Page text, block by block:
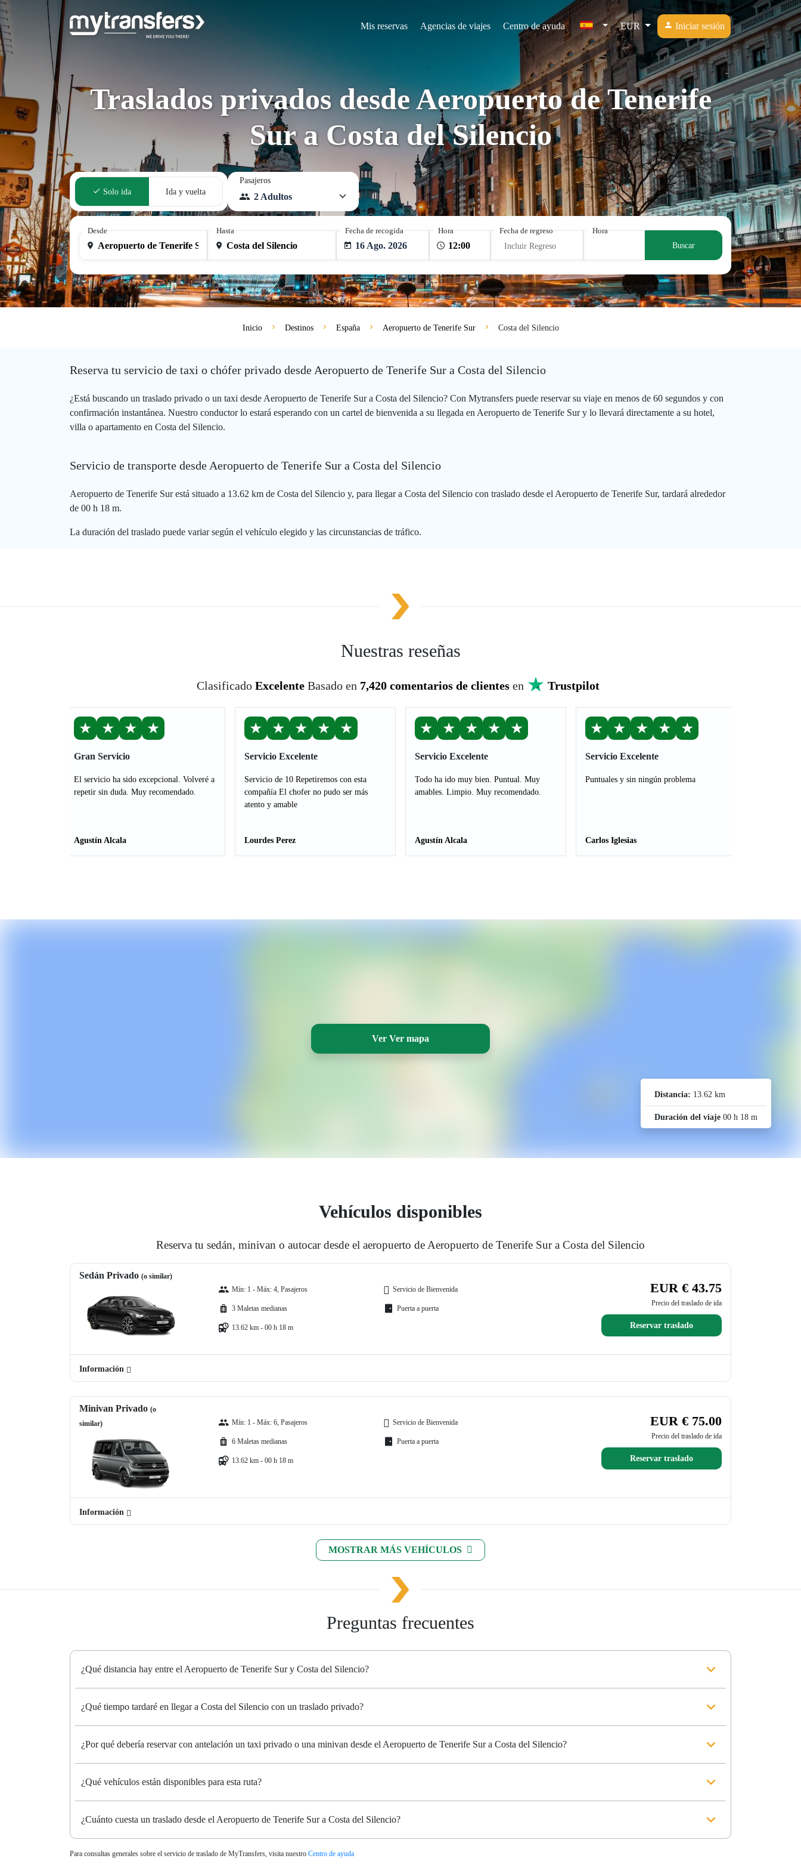
Mis reservas Agencias de viajes Centro de ayuda EUR Iniciar sesión
Traslados privados desde Aeropuerto de Tenerife
Sur a Costa del Silencio
Solo ida Ida y vuelta
Pasajeros
2 Adultos
Desde Hasta Fecha de recogida
16 Ago. 2026
Hora
Fecha de regreso
Incluir Regreso
Hora
Buscar
Inicio Destinos España Aeropuerto de Tenerife Sur Costa del Silencio
Reserva tu servicio de taxi o chófer privado desde Aeropuerto de Tenerife Sur a Costa del Silencio
¿Está buscando un traslado privado o un taxi desde Aeropuerto de Tenerife Sur a Costa del Silencio? Con Mytransfers puede reservar su viaje en menos de 60 segundos y con
confirmación instantánea. Nuestro conductor lo estará esperando con un cartel de bienvenida a su llegada en Aeropuerto de Tenerife Sur y lo llevará directamente a su hotel,
villa o apartamento en Costa del Silencio.
Servicio de transporte desde Aeropuerto de Tenerife Sur a Costa del Silencio
Aeropuerto de Tenerife Sur está situado a 13.62 km de Costa del Silencio y, para llegar a Costa del Silencio con traslado desde el Aeropuerto de Tenerife Sur, tardará alrededor
de 00 h 18 m.
La duración del traslado puede variar según el vehículo elegido y las circunstancias de tráfico.
Nuestras reseñas
Clasificado Excelente Basado en 7,420 comentarios de clientes en Trustpilot
★ ★ ★ ★
Gran Servicio
El servicio ha sido excepcional. Volveré a
repetir sin duda. Muy recomendado.
Agustín Alcala
★ ★ ★ ★ ★
Servicio Excelente
Servicio de 10 Repetiremos con esta
compañía El chofer no pudo ser más
atento y amable
Lourdes Perez
★ ★ ★ ★ ★
Servicio Excelente
Todo ha ido muy bien. Puntual. Muy
amables. Limpio. Muy recomendado.
Agustín Alcala
★ ★ ★ ★ ★
Servicio Excelente
Puntuales y sin ningún problema
Carlos Iglesias
Ver Ver mapa
Distancia: 13.62 km
Duración del viaje 00 h 18 m
Vehículos disponibles
Reserva tu sedán, minivan o autocar desde el aeropuerto de Aeropuerto de Tenerife Sur a Costa del Silencio
Sedán Privado (o similar)
Mín: 1 - Máx: 4, Pasajeros
3 Maletas medianas
13.62 km - 00 h 18 m
Servicio de Bienvenida
Puerta a puerta
EUR € 43.75
Precio del traslado de ida
Reservar traslado
Información
Minivan Privado (o
similar)
Mín: 1 - Máx: 6, Pasajeros
6 Maletas medianas
13.62 km - 00 h 18 m
Servicio de Bienvenida
Puerta a puerta
EUR € 75.00
Precio del traslado de ida
Reservar traslado
Información
MOSTRAR MÁS VEHÍCULOS
Preguntas frecuentes
¿Qué distancia hay entre el Aeropuerto de Tenerife Sur y Costa del Silencio?
¿Qué tiempo tardaré en llegar a Costa del Silencio con un traslado privado?
¿Por qué debería reservar con antelación un taxi privado o una minivan desde el Aeropuerto de Tenerife Sur a Costa del Silencio?
¿Qué vehículos están disponibles para esta ruta?
¿Cuánto cuesta un traslado desde el Aeropuerto de Tenerife Sur a Costa del Silencio?
Para consultas generales sobre el servicio de traslado de MyTransfers, visita nuestro Centro de ayuda